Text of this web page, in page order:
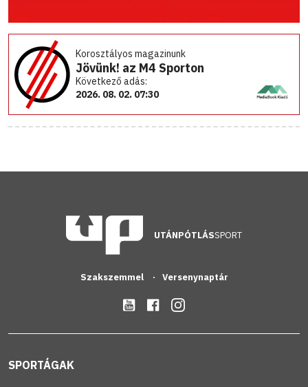
Korosztályos magazinunk
Jövünk! az M4 Sporton
Következő adás:
2026. 08. 02. 07:30
UTÁNPÓTLÁSSPORT
Szakszemmel Versenynaptár
SPORTÁGAK